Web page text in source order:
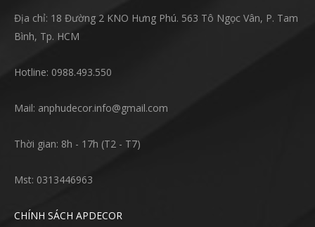
Địa chỉ: 18 Đường 2 KNO Hưng Phú. 563 Tô Ngọc Vân, P. Tam
Bình, Tp. HCM
Hotline: 0988.493.550
Mail: anphudecor.info@gmail.com
Thời gian: 8h - 17h (T2 - T7)
Mst: 0313446963
CHÍNH SÁCH APDECOR